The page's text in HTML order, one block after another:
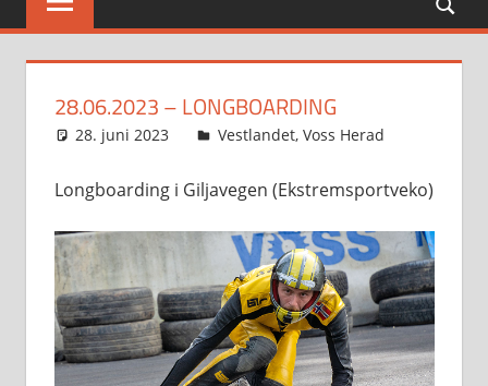
28.06.2023 – LONGBOARDING
28. juni 2023 Svein
Vestlandet, Voss Herad
Longboarding i Giljavegen (Ekstremsportveko)